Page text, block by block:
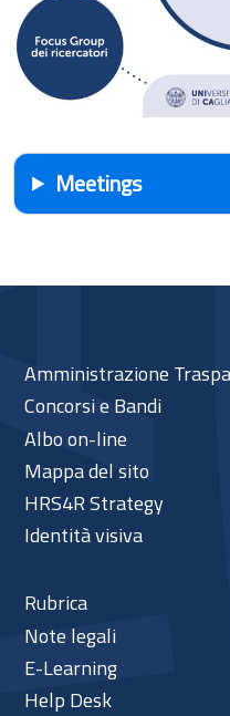
Meetings
Amministrazione
Concorsi e Bandi
Albo on-line
Mappa del sito
HRS4R Strategy
Identità visiva
Rubrica
Note legali
E-Learning
Help Desk